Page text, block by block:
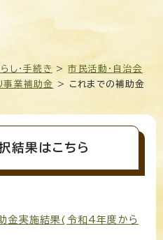
し・手続き >市民活動・自治会
事業補助金
> これまでの補助金
結果はこちら
金実施結果(令和4年度から